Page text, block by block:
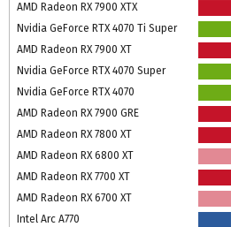
AMD Radeon RX 7900 XTX
Nvidia GeForce RTX 4070 Ti Super
AMD Radeon RX 7900 XT
Nvidia GeForce RTX 4070 Super
Nvidia GeForce RTX 4070
AMD Radeon RX 7900 GRE
AMD Radeon RX 7800 XT
AMD Radeon RX 6800 XT
AMD Radeon RX 7700 XT
AMD Radeon RX 6700 XT
Intel Arc A770